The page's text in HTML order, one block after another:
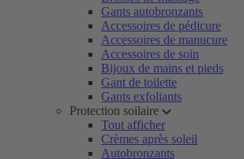
Gants autobronzants
Accessoires de pédicure
Accessoires de manucure
Accessoires de soin
Bijoux de mains et pieds
Gant de toilette
Gants exfoliants
Protection soilaire
Tout afficher
Crèmes après soleil
Autobronzants